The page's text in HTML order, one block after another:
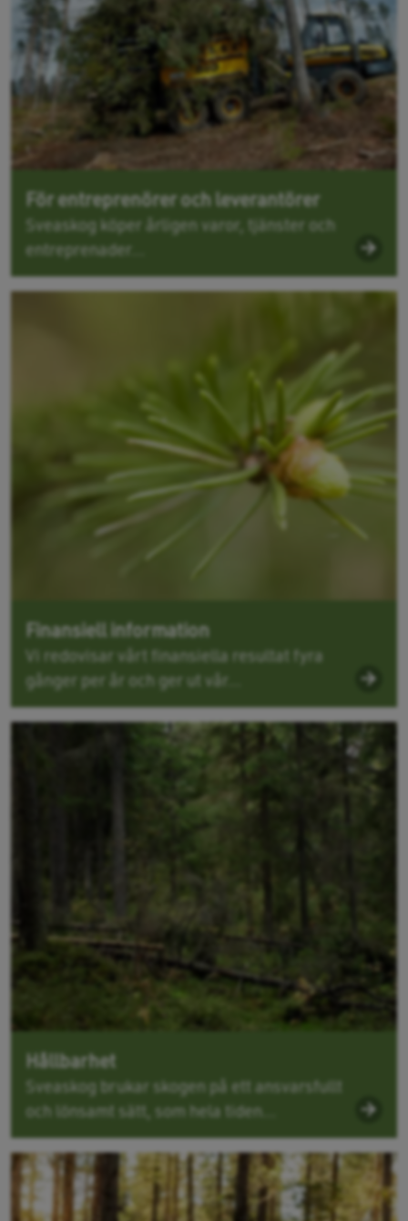
För entreprenörer och leverantörer
Sveaskog köper årligen varor, tjänster och
entreprenader...
Finansiell information
Vi redovisar vårt finansiella resultat fyra
gånger per år och ger ut vår...
Hållbarhet
Sveaskog brukar skogen på ett ansvarsfullt
och lönsamt sätt, som hela tiden...